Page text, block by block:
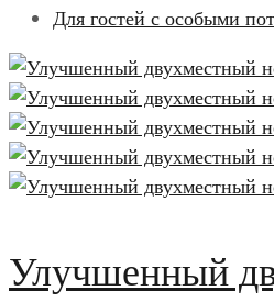
Для гостей с особыми
Улучшенный